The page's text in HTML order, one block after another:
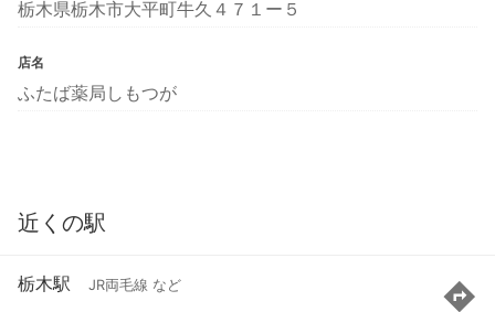
栃木県栃木市大平町牛久４７１ー５
店名
ふたば薬局しもつが
近くの駅
栃木駅 JR両毛線 など